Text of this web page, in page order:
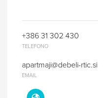
+386 31 302 430
TELEFONO
apartmaji@debeli-rtic.si
EMAIL